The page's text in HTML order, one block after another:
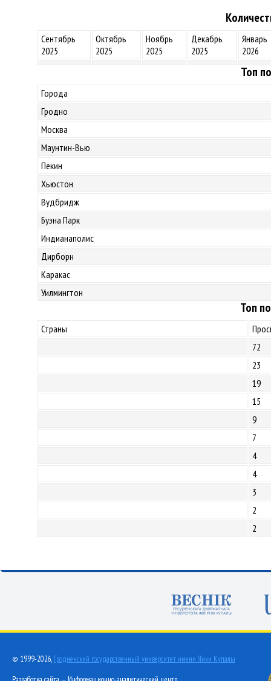
Сентябрь
2025
Октябрь
2025
Ноябрь
2025
Декабрь
2025
Январь
2026
Топ
Города
Гродно
Москва
Маунтин-Вью
Пекин
Хьюстон
Вудбридж
Буэна Парк
Индианаполис
Дирборн
Каракас
Уилмингтон
Топ
Страны
72
23
19
15
9
7
4
4
3
2
2
© 1999-2026, Гродненский государственный университет имени Янки Купалы